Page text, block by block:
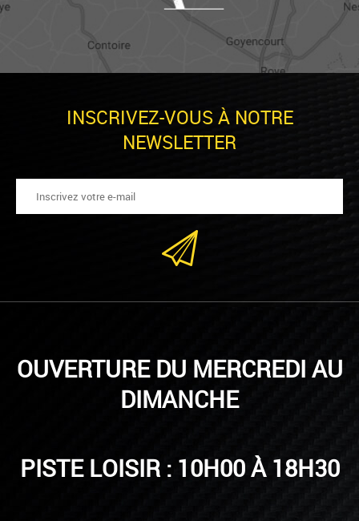
INSCRIVEZ-VOUS À NOTRE
NEWSLETTER
OUVERTURE DU MERCREDI AU
DIMANCHE
PISTE LOISIR : 10H00 À 18H30